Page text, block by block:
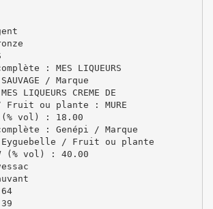
: MES LIQUEURS
SAUVAGE / Marque
LIQUEURS CREME DE
/ Fruit ou plante : MURE
(% vol) : 18.00
: Genépi / Marque
Eyguebelle / Fruit ou plante
(% vol) : 40.00